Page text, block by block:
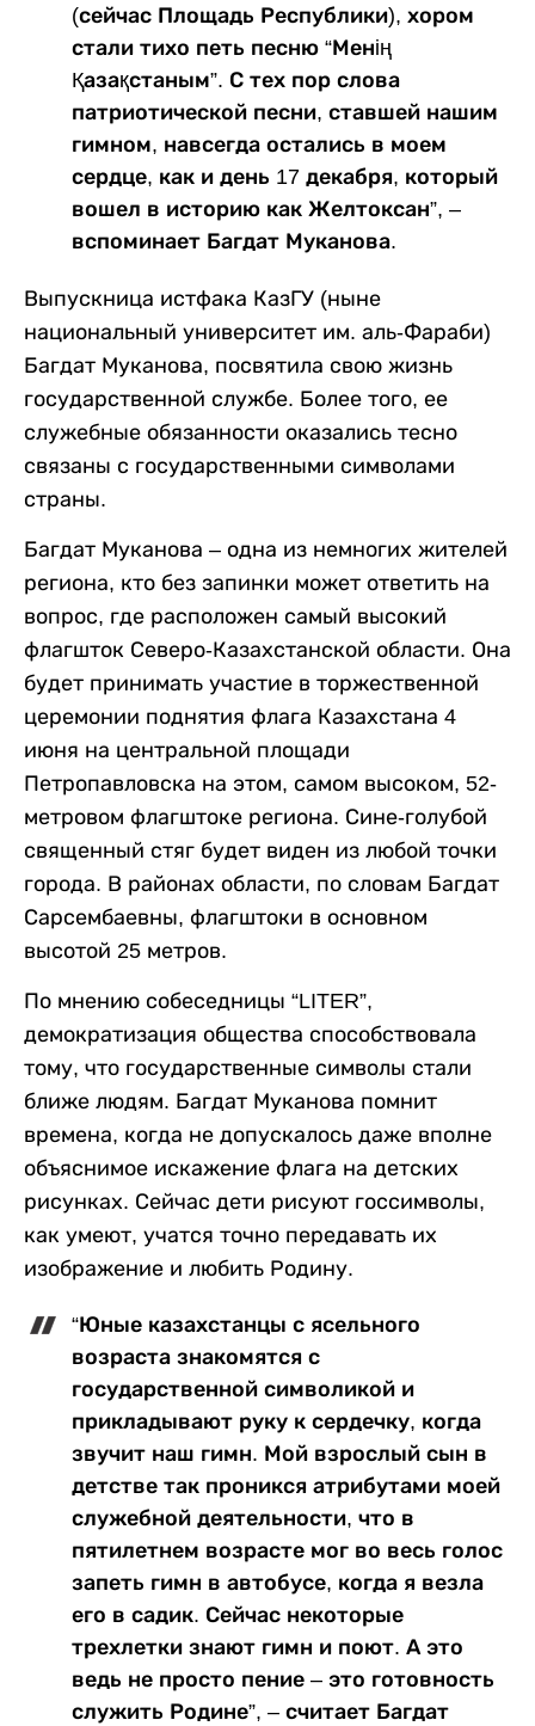
(сейчас Площадь Республики), хором
стали тихо петь песню “Менiң
Қазақстаным”. С тех пор слова
патриотической песни, ставшей нашим
гимном, навсегда остались в моем
сердце, как и день 17 декабря, который
вошел в историю как Желтоксан”, –
вспоминает Багдат Муканова.
Выпускница истфака КазГУ (ныне
национальный университет им. аль-Фараби)
Багдат Муканова, посвятила свою жизнь
государственной службе. Более того, ее
служебные обязанности оказались тесно
связаны с государственными символами
страны.
Багдат Муканова – одна из немногих жителей
региона, кто без запинки может ответить на
вопрос, где расположен самый высокий
флагшток Северо-Казахстанской области. Она
будет принимать участие в торжественной
церемонии поднятия флага Казахстана 4
июня на центральной площади
Петропавловска на этом, самом высоком, 52-
метровом флагштоке региона. Сине-голубой
священный стяг будет виден из любой точки
города. В районах области, по словам Багдат
Сарсембаевны, флагштоки в основном
высотой 25 метров.
По мнению собеседницы “LITER”,
демократизация общества способствовала
тому, что государственные символы стали
ближе людям. Багдат Муканова помнит
времена, когда не допускалось даже вполне
объяснимое искажение флага на детских
рисунках. Сейчас дети рисуют госсимволы,
как умеют, учатся точно передавать их
изображение и любить Родину.
“Юные казахстанцы с ясельного
возраста знакомятся с
государственной символикой и
прикладывают руку к сердечку, когда
звучит наш гимн. Мой взрослый сын в
детстве так проникся атрибутами моей
служебной деятельности, что в
пятилетнем возрасте мог во весь голос
запеть гимн в автобусе, когда я везла
его в садик. Сейчас некоторые
трехлетки знают гимн и поют. А это
ведь не просто пение – это готовность
служить Родине”, – считает Багдат